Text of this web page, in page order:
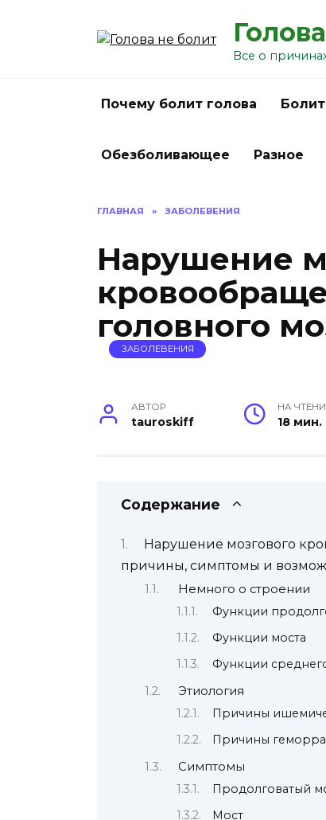
Все о
Почему болит голова
Обезболивающее Разное
ГЛАВНАЯ » ЗАБОЛЕВЕНИЯ
Нарушение
головного
ЗАБОЛЕВЕНИЯ
АВТОР
tauroskiff
НА
18 мин.
Содержание
Нарушение мозгового
причины, симптомы и
Немного о строении
Функции
Функции моста
Функции
Этиология
Причины
Причины
Симптомы
Продолговатый
Мост